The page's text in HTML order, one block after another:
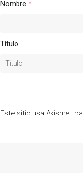
Nombre *
Título
Este sitio usa Akismet